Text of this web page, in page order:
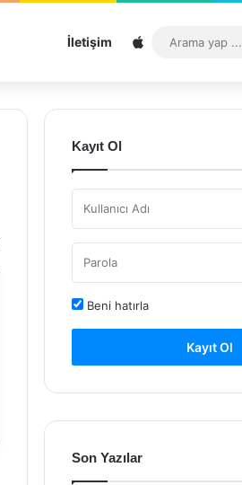
İletişim Sitemap
Kayıt Ol
Beni hatırla
Kayıt Ol
Son Yazılar